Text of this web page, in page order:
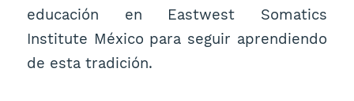
educación en Eastwest Somatics
Institute México para seguir aprendiendo
de esta tradición.